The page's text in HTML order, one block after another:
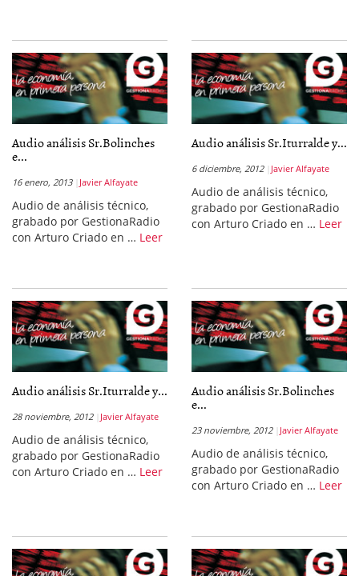
Audio análisis Sr.Bolinches
e...
16 enero, 2013 Javier Alfayate
Audio de análisis técnico,
grabado por GestionaRadio
con Arturo Criado en … Leer
Audio análisis Sr.Iturralde y...
6 diciembre, 2012 Javier Alfayate
Audio de análisis técnico,
grabado por GestionaRadio
con Arturo Criado en … Leer
Audio análisis Sr.Iturralde y...
28 noviembre, 2012 Javier Alfayate
Audio de análisis técnico,
grabado por GestionaRadio
con Arturo Criado en … Leer
Audio análisis Sr.Bolinches
e...
23 noviembre, 2012 Javier Alfayate
Audio de análisis técnico,
grabado por GestionaRadio
con Arturo Criado en … Leer